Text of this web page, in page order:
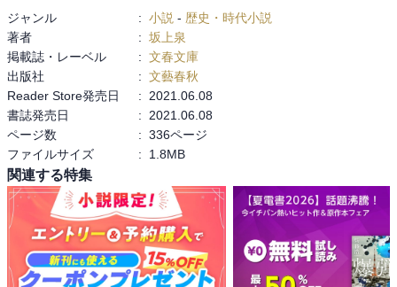
次作品の『インビジブル』は直木賞候補になって、こちらもおもし
ろいとか、期待の新人ですね。
ジャンル : 小説 - 歴史・時代小説
著者
: 坂上泉
掲載誌・レーベル
: 文春文庫
出版社
: 文藝春秋
Reader Store発売日
:
2021.06.08
書誌発売日
:
2021.06.08
ページ数
: 336ページ
ファイルサイズ
: 1.8MB
関連する特集